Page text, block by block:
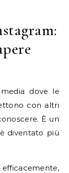
con altri
È un
diventato più